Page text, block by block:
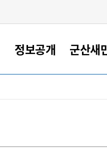
시외버스/고속버스
주택
공장 검색
새만
정보공개
2024년도 통계
정책
군산새
부서소식